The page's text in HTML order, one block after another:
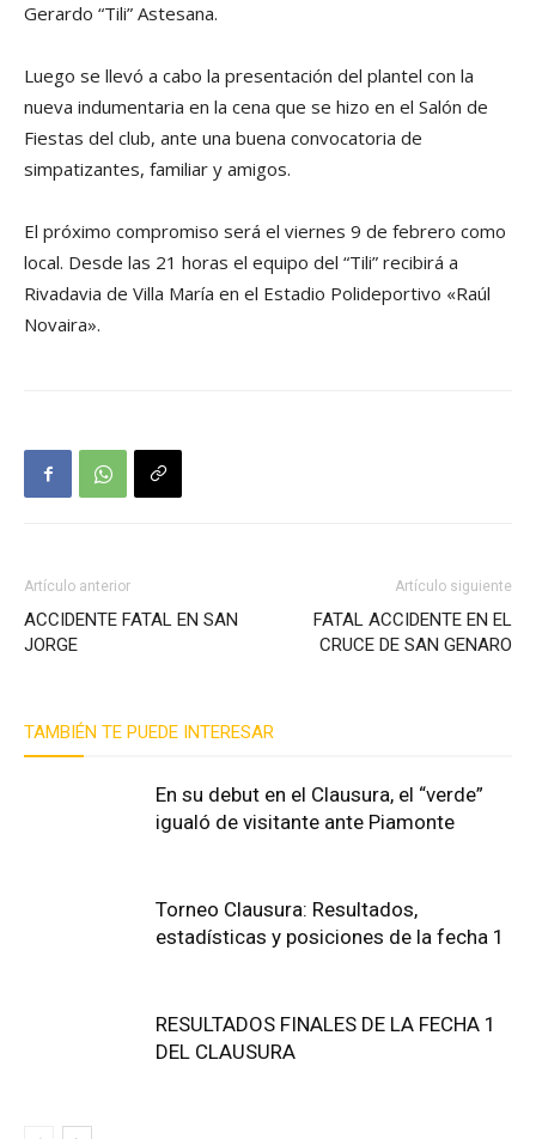
Gerardo “Tili” Astesana.
Luego se llevó a cabo la presentación del plantel con la
nueva indumentaria en la cena que se hizo en el Salón de
Fiestas del club, ante una buena convocatoria de
simpatizantes, familiar y amigos.
El próximo compromiso será el viernes 9 de febrero como
local. Desde las 21 horas el equipo del “Tili” recibirá a
Rivadavia de Villa María en el Estadio Polideportivo «Raúl
Novaira».
Artículo anterior
ACCIDENTE FATAL EN SAN
JORGE
Artículo siguiente
FATAL ACCIDENTE EN EL
CRUCE DE SAN GENARO
TAMBIÉN TE PUEDE INTERESAR
En su debut en el Clausura, el “verde”
igualó de visitante ante Piamonte
Torneo Clausura: Resultados,
estadísticas y posiciones de la fecha 1
RESULTADOS FINALES DE LA FECHA 1
DEL CLAUSURA